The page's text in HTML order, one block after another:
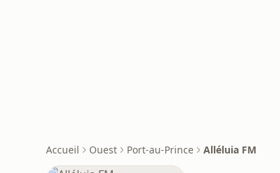
Accueil Ouest Port-au-Prince Alléluia FM